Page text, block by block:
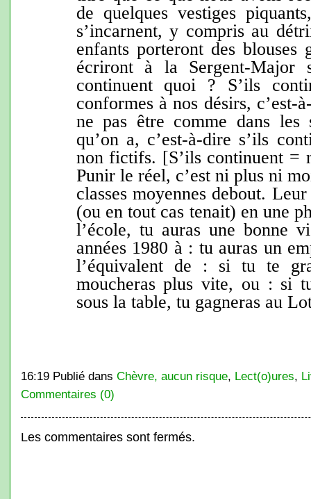
de quelques vestiges
s’incarnent, y compris au
enfants porteront des blouses
écriront à la Sergent-Major
continuent quoi ? S’ils
conformes à nos désirs, c’est-
ne pas être comme dans les
qu’on a, c’est-à-dire s’ils
non fictifs. [S’ils continuent =
Punir le réel, c’est ni plus ni
classes moyennes debout.
(ou en tout cas tenait) en une
l’école, tu auras une bonne
années 1980 à : tu auras un
l’équivalent de : si tu te
moucheras plus vite, ou : si
sous la table, tu gagneras au
16:19 Publié dans Chèvre, aucun risque, Lect(o)ures,
Commentaires (0)
Les commentaires sont fermés.